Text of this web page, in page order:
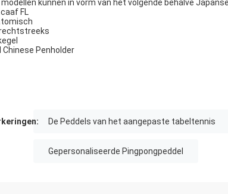
modellen kunnen in vorm van het volgende behalve
FL
Chinese Penholder
De Peddels van het aangepaste tabeltennis
Gepersonaliseerde Pingpongpeddel